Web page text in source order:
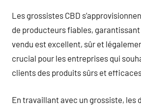
Les grossistes CBD
de producteurs fiables, garantissant
vendu est excellent, sûr et
crucial pour les entreprises qui
clients des produits sûrs et
En travaillant avec un grossiste, les